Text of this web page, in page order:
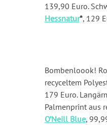
139,90 Euro.
Hessnatur*, 129
Bombenloook!
recyceltem
179 Euro.
Palmenprint aus
O’Neill Blue,